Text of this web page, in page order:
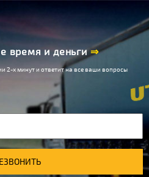
время и деньги⇒
2-х минут и ответит на все ваши вопросы